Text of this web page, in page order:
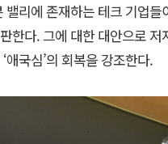
리에 존재하는 테크 기업
한다. 그에 대한 대안으로
국심’의 회복을 강조한다.